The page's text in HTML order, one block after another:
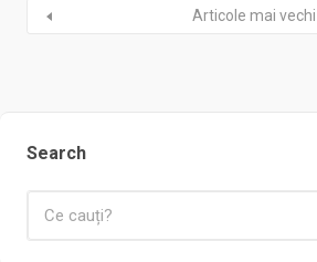
Articole mai vechi
Search